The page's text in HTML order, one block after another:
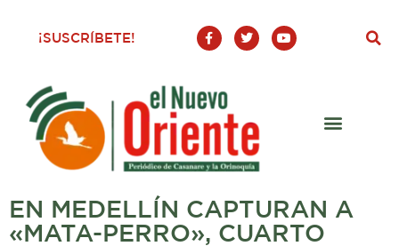
¡SUSCRÍBETE!
F
a
c
o
o
-
T
w
i
Y
o
u
EN MEDELLÍN CAPTURAN A
«MATA-PERRO», CUARTO